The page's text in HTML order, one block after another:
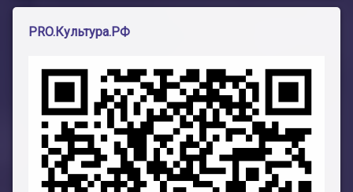
PRO.Культура.РФ